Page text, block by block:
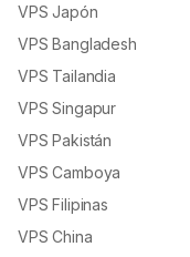
VPS Japón
VPS Bangladesh
VPS Tailandia
VPS Singapur
VPS Pakistán
VPS Camboya
VPS Filipinas
VPS China